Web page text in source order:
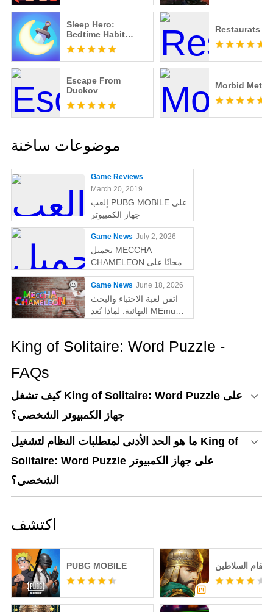
Sleep Hero:
Bedtime Habit
Game
Restaurats
Escape From
Duckov
Morbid Metal
موضوعات ساخنة
Game Reviews
March 20, 2019
إلعب PUBG MOBILE على
جهاز الكمبيوتر
Game News July 2, 2026
تحميل MECCHA
CHAMELEON مجانًا على
الكمبيوتر
Game News June 18, 2026
اتقن لعبة الاختباء والبحث
النهائية: لماذا يُعد MEmu
على الكمبيوتر!
King of Solitaire: Word Puzzle -
FAQs
كيف تشغل King of Solitaire: Word Puzzle على
جهاز الكمبيوتر الشخصي؟
ما هو الحد الأدنى لمتطلبات النظام لتشغيل King of
Solitaire: Word Puzzle على جهاز الكمبيوتر
الشخصي؟
اكتشف
PUBG MOBILE انتقام السلاطين